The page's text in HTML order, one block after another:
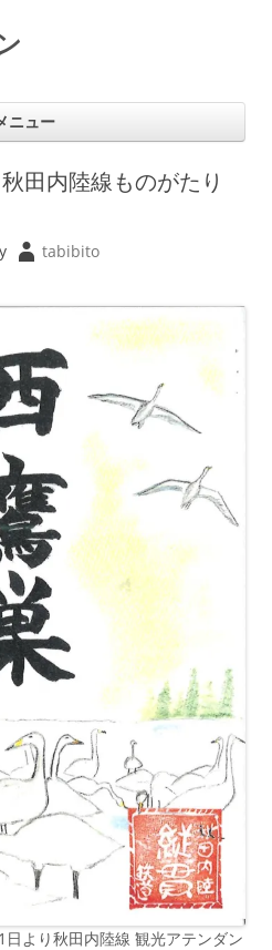
ニュー
田内陸線ものがたり
tabibito
より秋田内陸線 観光アテンダン